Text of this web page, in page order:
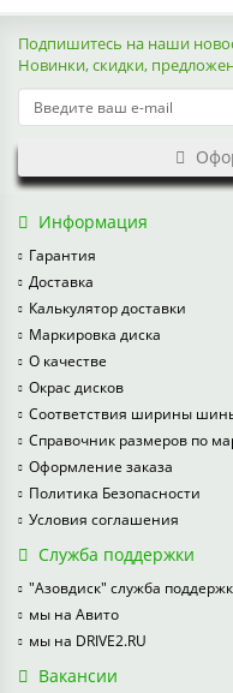
Подпишитесь на наши
Новинки, скидки,
Информация
Гарантия
Доставка
Калькулятор доставки
Маркировка диска
О качестве
Окрас дисков
Соответствия ширины
Справочник размеров по
Оформление заказа
Политика Безопасности
Условия соглашения
Служба поддержки
"Азовдиск" служба
мы на Авито
мы на DRIVE2.RU
Вакансии